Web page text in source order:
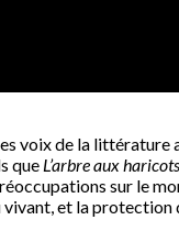
voix de la littérature
que L’arbre aux haricots
sur le
et la protection